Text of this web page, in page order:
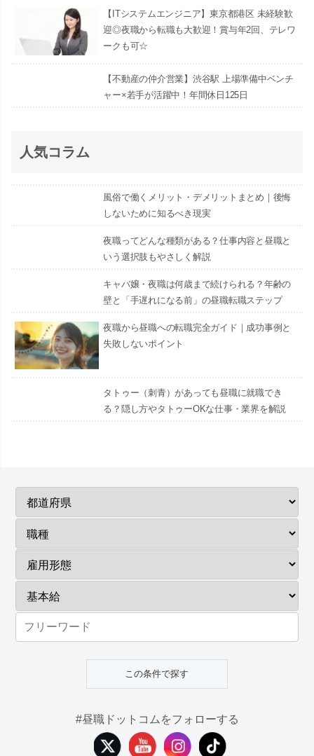
【ITシステムエンジニア】東京都港区 未経験歓
迎◎夜職から転職も大歓迎！賞与年2回、テレワ
ークも可☆
【不動産の仲介営業】渋谷駅 上場準備中ベンチ
ャー×若手が活躍中！年間休日125日
人気コラム
風俗で働くメリット・デメリットまとめ｜後悔
しないために知るべき現実
夜職ってどんな種類がある？仕事内容と昼職と
いう選択肢もやさしく解説
キャバ嬢・夜職は何歳まで続けられる？年齢の
壁と「手遅れになる前」の昼職転職ステップ
夜職から昼職への転職完全ガイド｜成功事例と
失敗しないポイント
タトゥー（刺青）があっても昼職に就職でき
る？隠し方やタトゥーOKな仕事・業界を解説
#昼職ドットコムをフォローする